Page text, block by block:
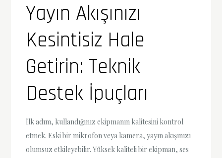
Yayın Akışınızı
Kesintisiz Hale
Getirin: Teknik
Destek İpuçları
İlk adım, kullandığınız ekipmanın kalitesini kontrol
etmek. Eski bir mikrofon veya kamera, yayın akışınızı
olumsuz etkileyebilir. Yüksek kaliteli bir ekipman, ses